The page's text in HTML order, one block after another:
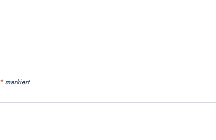
*markiert